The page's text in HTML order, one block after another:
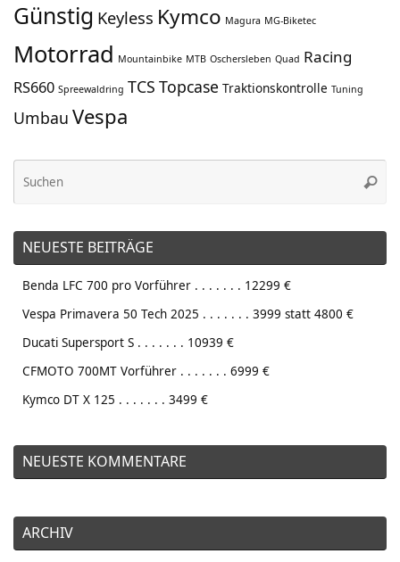
Günstig Keyless Kymco Magura MG-Biketec
Motorrad Mountainbike MTB Oschersleben Quad Racing
RS660 Spreewaldring TCS Topcase Traktionskontrolle Tuning
Umbau Vespa
NEUESTE BEITRÄGE
Benda LFC 700 pro Vorführer . . . . . . . 12299 €
Vespa Primavera 50 Tech 2025 . . . . . . . 3999 statt 4800 €
Ducati Supersport S . . . . . . . 10939 €
CFMOTO 700MT Vorführer . . . . . . . 6999 €
Kymco DT X 125 . . . . . . . 3499 €
NEUESTE KOMMENTARE
ARCHIV